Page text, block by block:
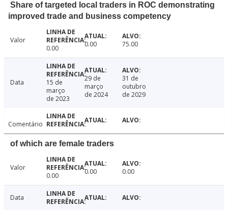
Share of targeted local traders in ROC demonstrating
improved trade and business competency
Valor
0.00
0.00 75.00
Data
15 de
março
de 2023
29 de
março
de 2024
31 de
outubro
de 2029
Comentário
of which are female traders
Valor
0.00
0.00 0.00
Data